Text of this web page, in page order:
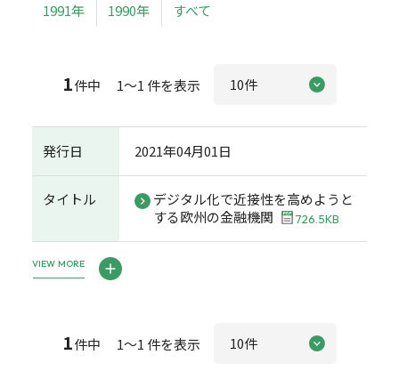
1991年 1990年 すべて
1件中 1～1 件を表示
発行日 2021年04月01日
タイトル
デジタル化で近接性を高めようと
する欧州の金融機関
726.5KB
VIEW MORE
1件中 1～1 件を表示